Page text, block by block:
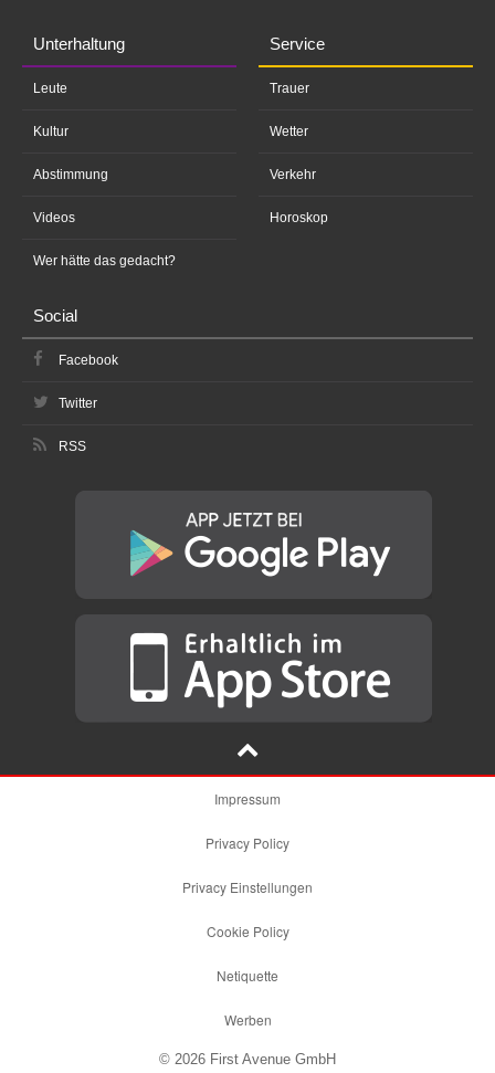
Unterhaltung
Leute
Kultur
Abstimmung
Videos
Wer hätte das gedacht?
Service
Trauer
Wetter
Verkehr
Horoskop
Social
Facebook
Twitter
RSS
Impressum
Privacy Policy
Privacy Einstellungen
Cookie Policy
Netiquette
Werben
© 2026 First Avenue GmbH